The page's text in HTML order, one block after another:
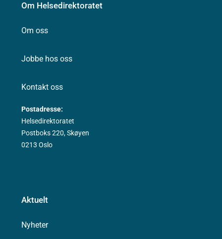
Om Helsedirektoratet
Om oss
Jobbe hos oss
Kontakt oss
Postadresse:
Helsedirektoratet
Postboks 220, Skøyen
0213 Oslo
Aktuelt
Nyheter